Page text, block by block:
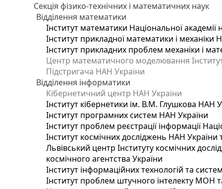
Секція фізико-технічних і математичних наук
Відділення математики
Інститут математики Національної академії
Інститут прикладної математики і механіки
Інститут прикладних проблем механіки і
Центр математичного моделювання
Підстригача НАН України
Відділення інформатики
Кібернетичний центр НАН України
Інститут кібернетики ім. В.М. Глушкова НАН
Інститут програмних систем НАН України
Інститут проблем реєстрації інформації
Інститут космічних досліджень НАН України
Львівський центр Інституту космічних
космічного агентства України
Інститут інформаційних технологій та
Інститут проблем штучного інтелекту МОН